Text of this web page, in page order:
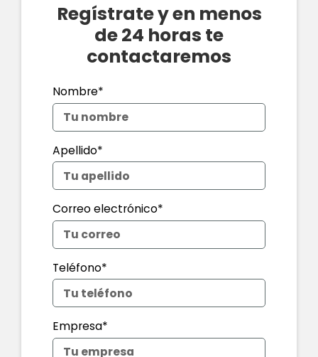
Regístrate y en menos
de 24 horas te
contactaremos
Nombre*
Apellido*
Correo electrónico*
Teléfono*
Empresa*